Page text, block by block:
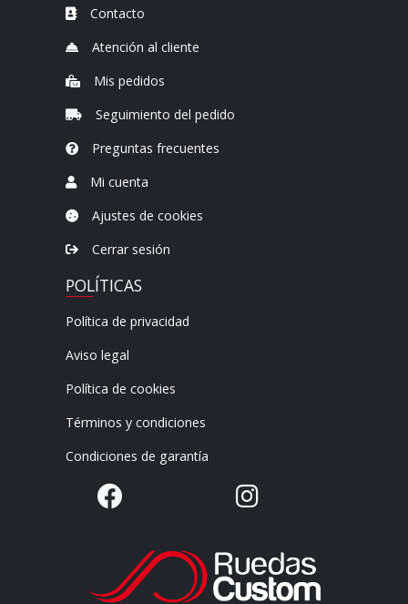
Contacto
Atención al cliente
Mis pedidos
Seguimiento del pedido
Preguntas frecuentes
Mi cuenta
Ajustes de cookies
Cerrar sesión
POLÍTICAS
Política de privacidad
Aviso legal
Política de cookies
Términos y condiciones
Condiciones de garantía